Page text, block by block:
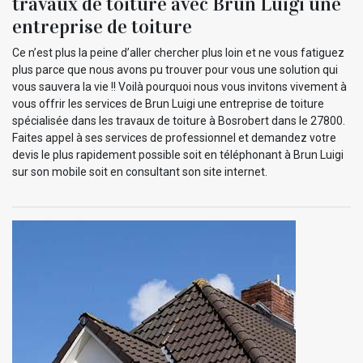
entreprise de toiture
Ce n’est plus la peine d’aller chercher plus loin et ne vous fatiguez
plus parce que nous avons pu trouver pour vous une solution qui
vous sauvera la vie !! Voilà pourquoi nous vous invitons vivement à
vous offrir les services de Brun Luigi une entreprise de toiture
spécialisée dans les travaux de toiture à Bosrobert dans le 27800.
Faites appel à ses services de professionnel et demandez votre
devis le plus rapidement possible soit en téléphonant à Brun Luigi
sur son mobile soit en consultant son site internet.